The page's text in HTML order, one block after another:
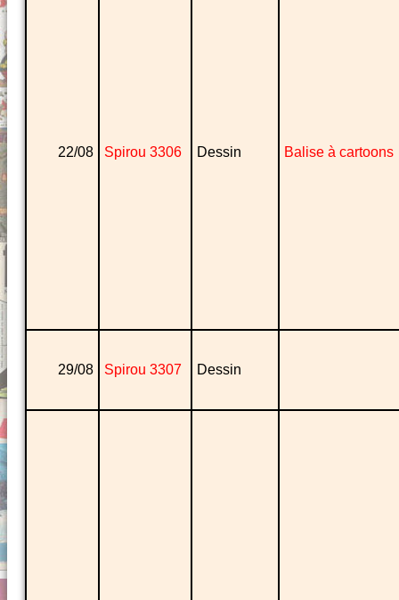
22/08 Spirou 3306 Dessin Balise à cartoons
29/08 Spirou 3307 Dessin